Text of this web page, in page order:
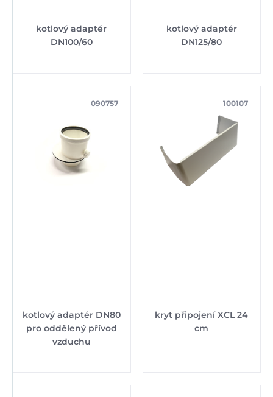
kotlový adaptér
DN100/60
kotlový adaptér
DN125/80
kotlový adaptér DN80
pro oddělený přívod
vzduchu
090757
kryt připojení XCL 24
cm
100107